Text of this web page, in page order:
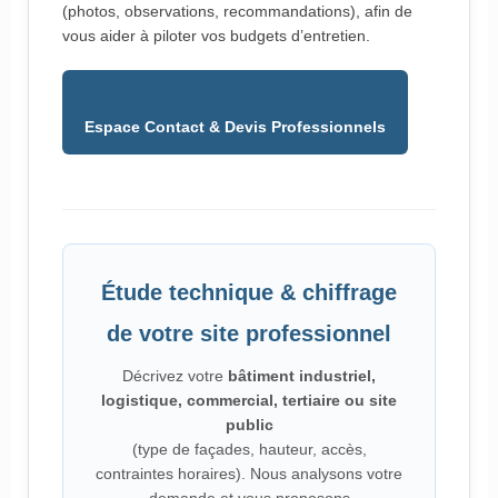
(photos, observations, recommandations), afin de
vous aider à piloter vos budgets d’entretien.
Espace Contact & Devis Professionnels
Étude technique & chiffrage
de votre site professionnel
Décrivez votre bâtiment industriel,
logistique, commercial, tertiaire ou site
public
(type de façades, hauteur, accès,
contraintes horaires). Nous analysons votre